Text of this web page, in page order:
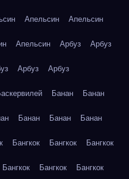
Апельсин Апельсин
Апельсин Арбуз Арбуз
Арбуз Арбуз
Банан Банан
Банан Банан Банан
Бангкок Бангкок Бангкок
Бангкок Бангкок Бангкок